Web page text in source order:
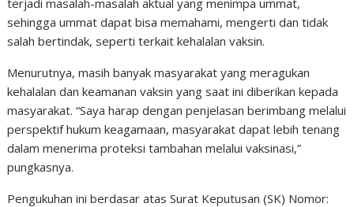
terjadi masalah-masalah aktual yang menimpa ummat,
sehingga ummat dapat bisa memahami, mengerti dan tidak
salah bertindak, seperti terkait kehalalan vaksin.
Menurutnya, masih banyak masyarakat yang meragukan
kehalalan dan keamanan vaksin yang saat ini diberikan kepada
masyarakat. “Saya harap dengan penjelasan berimbang melalui
perspektif hukum keagamaan, masyarakat dapat lebih tenang
dalam menerima proteksi tambahan melalui vaksinasi,”
pungkasnya.
Pengukuhan ini berdasar atas Surat Keputusan (SK) Nomor: